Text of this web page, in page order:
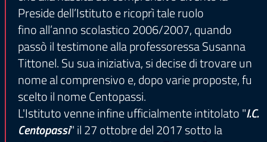
Preside dell’Istituto e ricoprì tale ruolo
fino all’anno scolastico 2006/2007, quando
passò il testimone alla professoressa Susanna
Tittonel. Su sua iniziativa, si decise di trovare un
nome al comprensivo e, dopo varie proposte, fu
scelto il nome Centopassi.
L'Istituto venne infine ufficialmente intitolato "I.C.
Centopassi" il 27 ottobre del 2017 sotto la